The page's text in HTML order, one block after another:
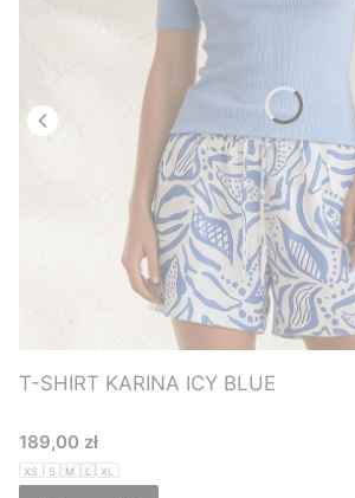
T-SHIRT KARINA ICY BLUE
Cena
189,00 zł
XS S M L XL